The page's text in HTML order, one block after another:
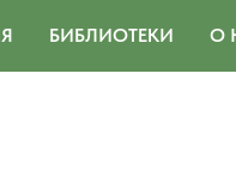
БИБЛИОТЕКИ О